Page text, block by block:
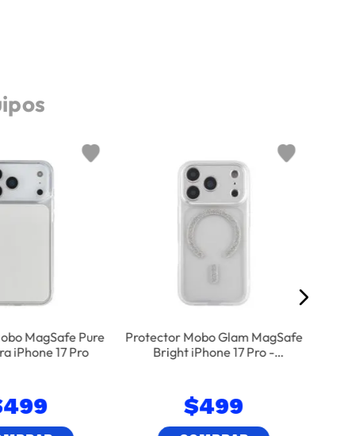
MagSafe Pure
iPhone 17 Pro
499
Protector Mobo Glam MagSafe
Bright iPhone 17 Pro -
$499